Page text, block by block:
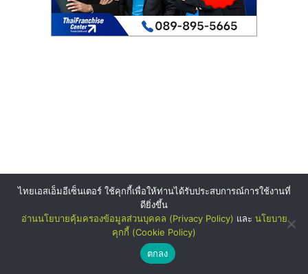
ไทยเอสเอ็มอีเซ็นเตอร์ ใช้คุกกี้เพื่อให้ท่านได้รับประสบการณ์การใช้งานที่
ดียิ่งขึ้น
อ่านนโยบายคุ้มครองข้อมูลส่วนบุคคล (Privacy Policy) และ นโยบาย
คุกกี้ (Cookie Policy)
ตกลง